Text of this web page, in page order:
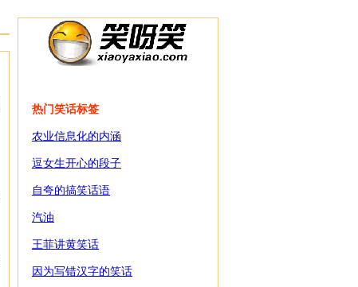
热门笑话标签
农业信息化的内涵
逗女生开心的段子
自夸的搞笑话语
汽油
王菲讲黄笑话
因为写错汉字的笑话